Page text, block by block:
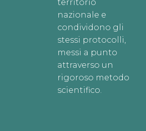
territorio
nazionale e
condividono gli
stessi protocolli,
messi a punto
attraverso un
rigoroso metodo
scientifico.